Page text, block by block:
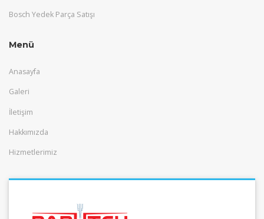
Bosch Yedek Parça Satışı
Menü
Anasayfa
Galeri
İletişim
Hakkımızda
Hizmetlerimiz